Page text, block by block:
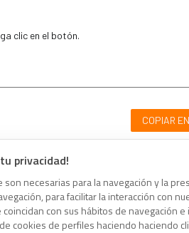
privacidad!
necesarias para la navegación y la
para facilitar la interacción con
con sus hábitos de navegación
cookies de perfiles haciendo haciendo
clic en el botón.
COPIAR
clic en el botón.